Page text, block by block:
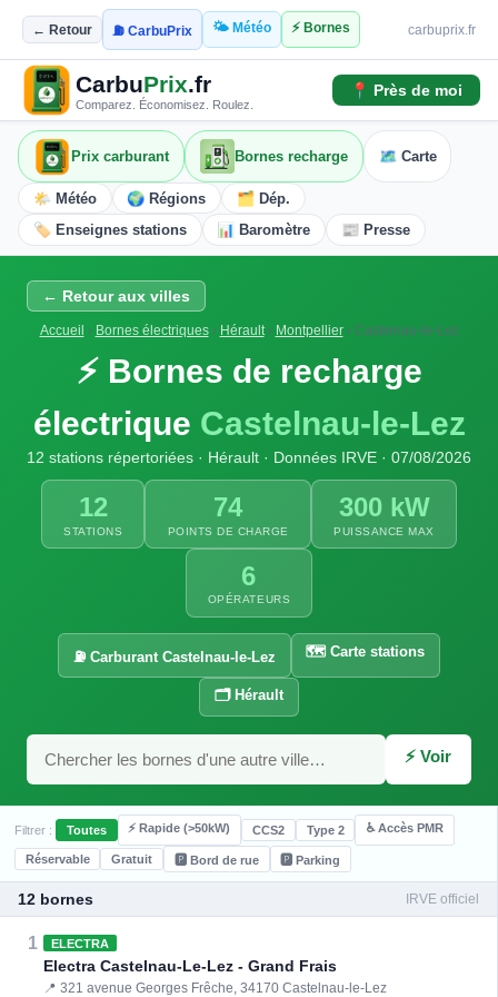
← Retour ⛽ CarbuPrix 🌤️ Météo ⚡ Bornes carbuprix.fr
CarbuPrix.fr
Comparez. Économisez. Roulez.
📍 Près de moi
Prix carburant Bornes recharge 🗺️ Carte
🌤️ Météo 🌍 Régions
🗂️ Dép.
🏷️ Enseignes stations
📊 Baromètre 📰 Presse
← Retour aux villes
Accueil › Bornes électriques› Hérault› Montpellier› Castelnau-le-Lez
⚡ Bornes de recharge
électrique Castelnau-le-Lez
12 stations répertoriées · Hérault · Données IRVE · 07/08/2026
12
STATIONS
74
POINTS DE CHARGE
300 kW
PUISSANCE MAX
6
OPÉRATEURS
⛽ Carburant Castelnau-le-Lez 🗺️ Carte stations
🗂️ Hérault
⚡ Voir
Filtrer : Toutes ⚡ Rapide (>50kW) CCS2 Type 2 ♿ Accès PMR
Réservable Gratuit 🅿️ Bord de rue 🅿️ Parking
12 bornes IRVE officiel
1 ELECTRA
Electra Castelnau-Le-Lez - Grand Frais
📍 321 avenue Georges Frêche, 34170 Castelnau-le-Lez